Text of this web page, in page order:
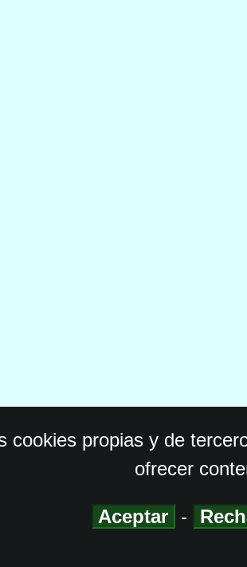
cookies propias y de
ofrecer
Aceptar -